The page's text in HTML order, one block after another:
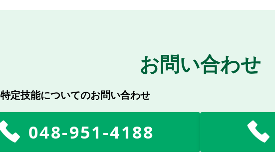
お問い合わせ
特定技能についてのお問い合わせ
048-951-4188